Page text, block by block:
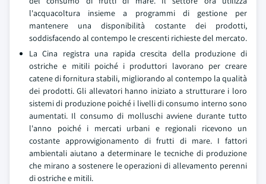
l'acquacoltura insieme a programmi di gestione per
mantenere una disponibilità costante dei prodotti,
soddisfacendo al contempo le crescenti richieste del mercato.
La Cina registra una rapida crescita della produzione di
ostriche e mitili poiché i produttori lavorano per creare
catene di fornitura stabili, migliorando al contempo la qualità
dei prodotti. Gli allevatori hanno iniziato a strutturare i loro
sistemi di produzione poiché i livelli di consumo interno sono
aumentati. Il consumo di molluschi avviene durante tutto
l'anno poiché i mercati urbani e regionali ricevono un
costante approvvigionamento di frutti di mare. I fattori
ambientali aiutano a determinare le tecniche di produzione
che mirano a sostenere le operazioni di allevamento perenni
di ostriche e mitili.